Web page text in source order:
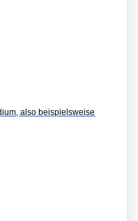
also beispielsweise